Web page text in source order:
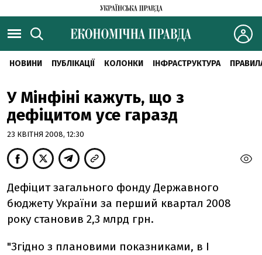
НОВИНИ ПУБЛІКАЦІЇ КОЛОНКИ ІНФРАСТРУКТУРА
У Мінфіні кажуть, що з
дефіцитом усе гаразд
23 КВІТНЯ 2008, 12:30
Дефіцит загального фонду Державного
бюджету України за перший квартал 2008
року становив 2,3 млрд грн.
"Згідно з плановими показниками, в І